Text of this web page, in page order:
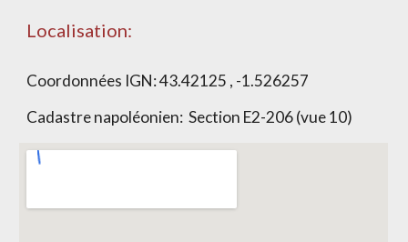
Localisation:
Coordonnées IGN:43.42125 , -1.526257
Cadastre napoléonien: Section E2-206 (vue 10)